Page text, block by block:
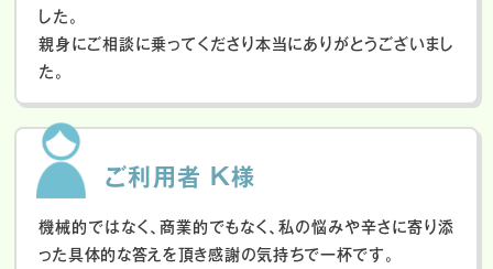
した。
親身にご相談に乗ってくださり本当にありがとうございまし
た。
ご利用者 K様
機械的ではなく、商業的でもなく、私の悩みや辛さに寄り添
った具体的な答えを頂き感謝の気持ちで一杯です。